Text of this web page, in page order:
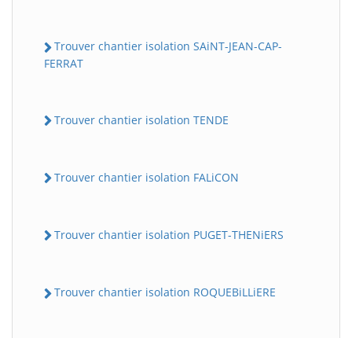
Trouver chantier isolation SAiNT-JEAN-CAP-
FERRAT
Trouver chantier isolation TENDE
Trouver chantier isolation FALiCON
Trouver chantier isolation PUGET-THENiERS
Trouver chantier isolation ROQUEBiLLiERE